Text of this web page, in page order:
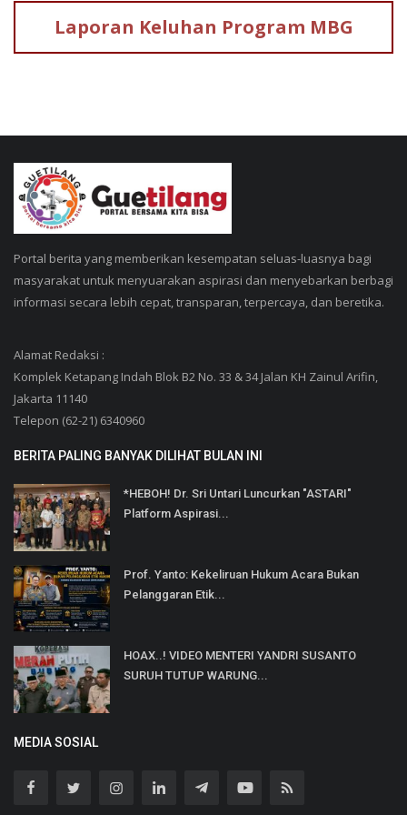
Laporan Keluhan Program MBG
Portal berita yang memberikan kesempatan seluas-luasnya bagi
masyarakat untuk menyuarakan aspirasi dan menyebarkan berbagi
informasi secara lebih cepat, transparan, terpercaya, dan beretika.
Alamat Redaksi :
Komplek Ketapang Indah Blok B2 No. 33 & 34 Jalan KH Zainul Arifin,
Jakarta 11140
Telepon (62-21) 6340960
BERITA PALING BANYAK DILIHAT BULAN INI
*HEBOH! Dr. Sri Untari Luncurkan "ASTARI"
Platform Aspirasi...
Prof. Yanto: Kekeliruan Hukum Acara Bukan
Pelanggaran Etik...
HOAX..! VIDEO MENTERI YANDRI SUSANTO
SURUH TUTUP WARUNG...
MEDIA SOSIAL